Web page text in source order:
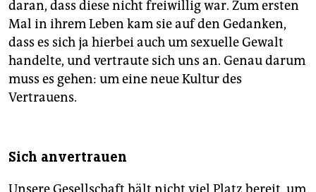
daran, dass diese nicht freiwillig war. Zum ersten
Mal in ihrem Leben kam sie auf den Gedanken,
dass es sich ja hierbei auch um sexuelle Gewalt
handelte, und vertraute sich uns an. Genau darum
muss es gehen: um eine neue Kultur des
Vertrauens.
Sich anvertrauen